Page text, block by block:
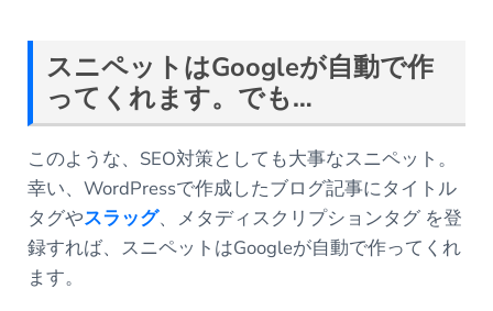
スニペットはGoogleが自動で作
ってくれます。でも…
このような、SEO対策としても大事なスニペット。
幸い、WordPressで作成したブログ記事にタイトル
タグやスラッグ、メタディスクリプションタグ を登
録すれば、スニペットはGoogleが自動で作ってくれ
ます。